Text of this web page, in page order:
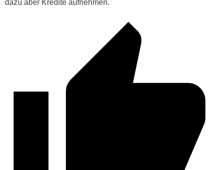
dazu aber Kredite aufnehmen.